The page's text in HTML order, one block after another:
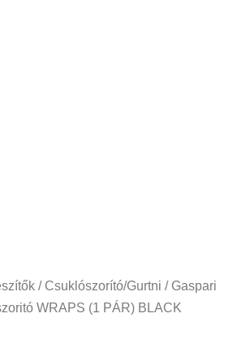
/ Csuklószorító/Gurtni / Gaspari
WRAPS (1 PÁR) BLACK